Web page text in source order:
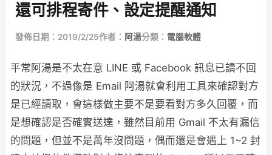
還可排程寄件、設定提醒通知
發佈日期：2019/2/25作者： 阿湯分類： 電腦軟體
平常阿湯是不太在意 LINE 或 Facebook 訊息已讀不回
的狀況，不過像是 Email 阿湯就會利用工具來確認對方
是已經讀取，會這樣做主要不是要看對方多久回覆，而
是想確認是否確實送達，雖然目前用 Gmail 不太有漏信
的問題，但並不是萬年沒問題，偶而還是會遇上 1~2 封